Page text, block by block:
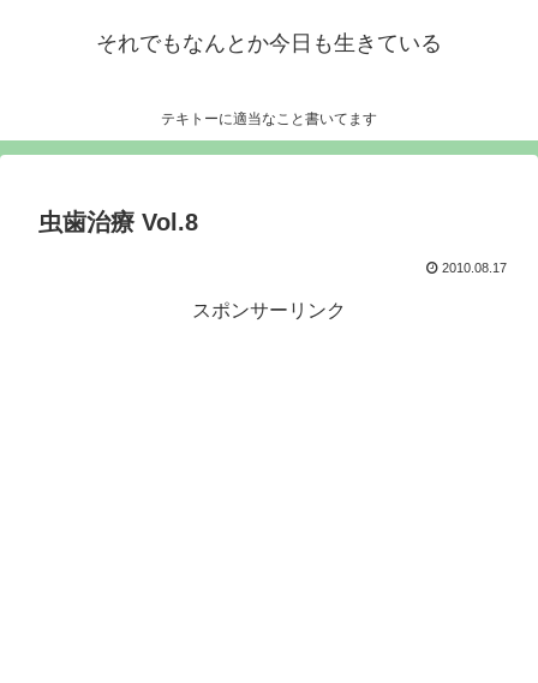
それでもなんとか今日も生きている
テキトーに適当なこと書いてます
虫歯治療 Vol.8
2010.08.17
スポンサーリンク